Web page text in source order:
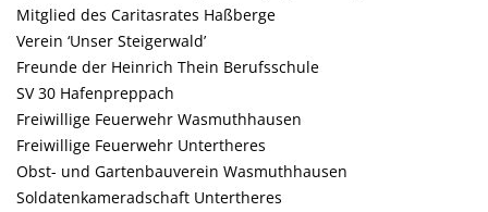
Mitglied des Caritasrates Haßberge
Verein ‘Unser Steigerwald’
Freunde der Heinrich Thein Berufsschule
SV 30 Hafenpreppach
Freiwillige Feuerwehr Wasmuthhausen
Freiwillige Feuerwehr Untertheres
Obst- und Gartenbauverein Wasmuthhausen
Soldatenkameradschaft Untertheres